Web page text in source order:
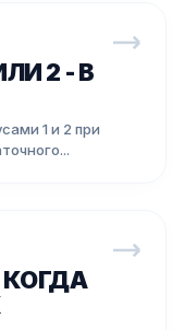
2 - В
1 и 2 при